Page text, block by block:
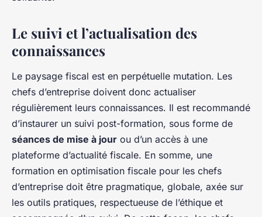
Le suivi et l’actualisation des
connaissances
Le paysage fiscal est en perpétuelle mutation. Les
chefs d’entreprise doivent donc actualiser
régulièrement leurs connaissances. Il est recommandé
d’instaurer un suivi post-formation, sous forme de
séances de mise à jour ou d’un accès à une
plateforme d’actualité fiscale. En somme, une
formation en optimisation fiscale pour les chefs
d’entreprise doit être pragmatique, globale, axée sur
les outils pratiques, respectueuse de l’éthique et